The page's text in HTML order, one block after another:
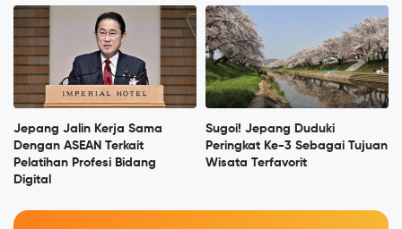
Jepang Jalin Kerja Sama
Dengan ASEAN Terkait
Pelatihan Profesi Bidang
Digital
Sugoi! Jepang Duduki
Peringkat Ke-3 Sebagai Tujuan
Wisata Terfavorit